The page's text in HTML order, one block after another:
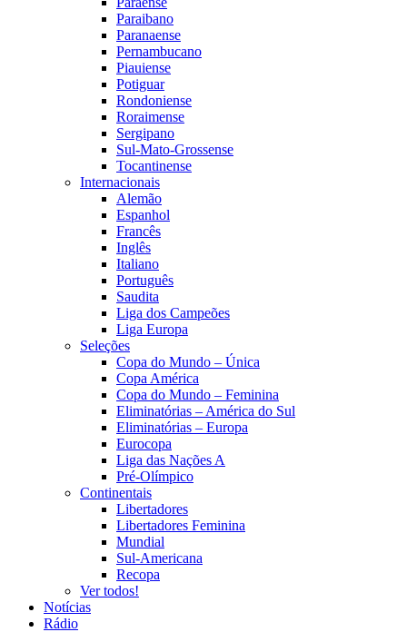
Paraibano
Paranaense
Pernambucano
Piauiense
Potiguar
Rondoniense
Roraimense
Sergipano
Sul-Mato-Grossense
Tocantinense
Internacionais
Alemão
Espanhol
Francês
Inglês
Italiano
Português
Saudita
Liga dos Campeões
Liga Europa
Seleções
Copa do Mundo – Única
Copa América
Copa do Mundo – Feminina
Eliminatórias – América do Sul
Eliminatórias – Europa
Eurocopa
Liga das Nações A
Pré-Olímpico
Continentais
Libertadores
Libertadores Feminina
Mundial
Sul-Americana
Recopa
Ver todos!
Notícias
Rádio